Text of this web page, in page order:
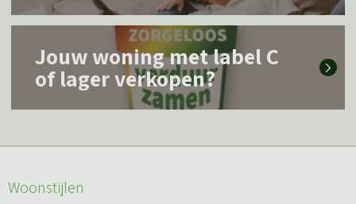
e
r
e
r
v
s
e
Jouw woning met label C
of lager verkopen?
Woonstijlen